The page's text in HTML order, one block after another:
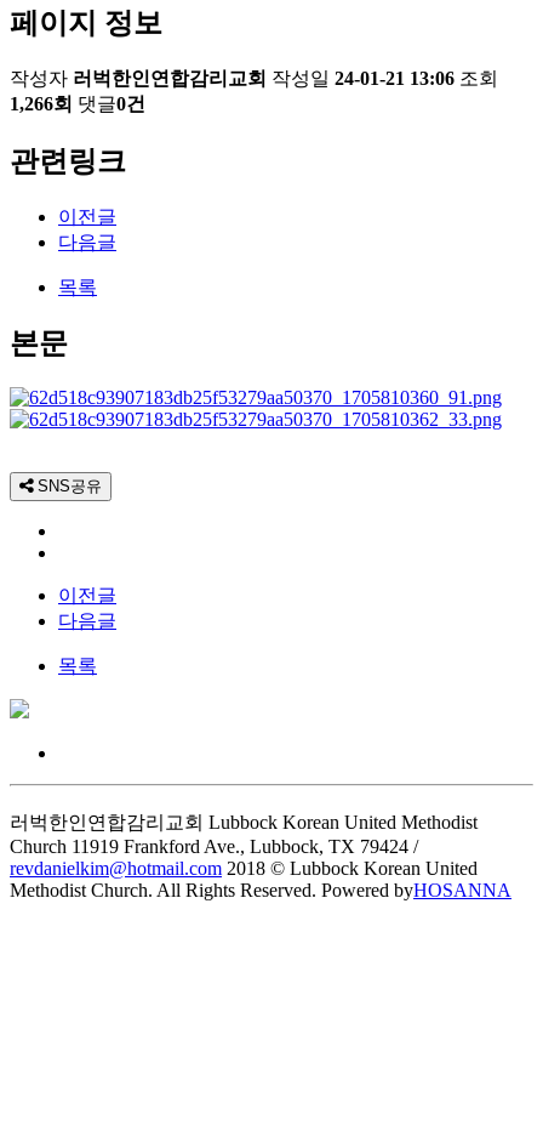
페이지 정보
작성자 러벅한인연합감리교회 작성일 24-01-21 13:06 조회
1,266회 댓글0건
관련링크
이전글
다음글
목록
본문
SNS공유
이전글
다음글
목록
러벅한인연합감리교회 Lubbock Korean United Methodist
Church 11919 Frankford Ave., Lubbock, TX 79424 /
revdanielkim@hotmail.com 2018 © Lubbock Korean United
Methodist Church. All Rights Reserved. Powered byHOSANNA